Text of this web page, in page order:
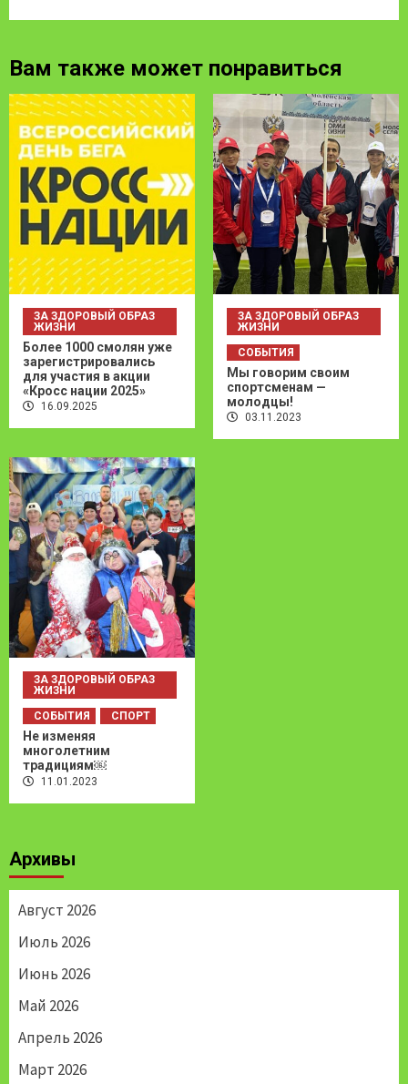
Вам также может понравиться
ЗА ЗДОРОВЫЙ ОБРАЗ
ЖИЗНИ
Более 1000 смолян уже
зарегистрировались
для участия в акции
«Кросс нации 2025»
16.09.2025
ЗА ЗДОРОВЫЙ ОБРАЗ
ЖИЗНИ
СОБЫТИЯ
Мы говорим своим
спортсменам —
молодцы!
03.11.2023
ЗА ЗДОРОВЫЙ ОБРАЗ
ЖИЗНИ
СОБЫТИЯ
СПОРТ
Не изменяя
многолетним
традициям￼
11.01.2023
Архивы
Август 2026
Июль 2026
Июнь 2026
Май 2026
Апрель 2026
Март 2026